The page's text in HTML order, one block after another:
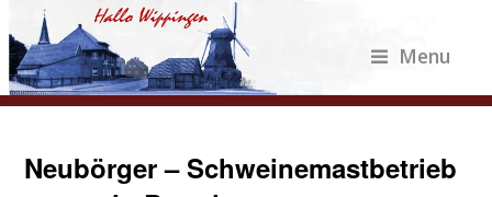
Menu
Neubörger – Schweinemastbetrieb